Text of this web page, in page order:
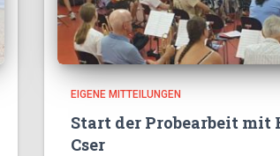
EIGENE MITTEILUNGEN
Start der Probearbeit mit
Cser